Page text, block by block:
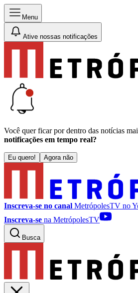
Menu
Ative nossas notificações
Você quer ficar por dentro das notícias
notificações em tempo real?
Eu quero! Agora não
Inscreva-se no canal MetrópolesTV no
Inscreva-se na MetrópolesTV
Busca